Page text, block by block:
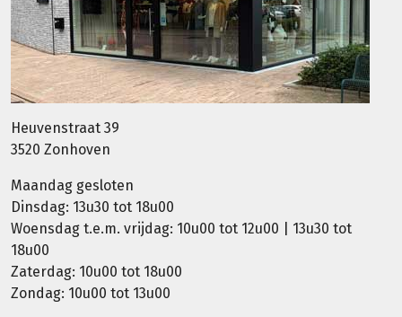
Heuvenstraat 39
3520 Zonhoven
Maandag gesloten
Dinsdag: 13u30 tot 18u00
Woensdag t.e.m. vrijdag: 10u00 tot 12u00 | 13u30 tot
18u00
Zaterdag: 10u00 tot 18u00
Zondag: 10u00 tot 13u00